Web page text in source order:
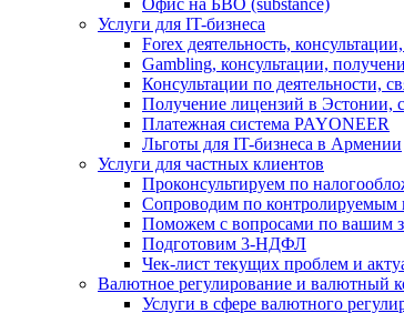
Офис на БВО (substance)
Услуги для IT-бизнеса
Forex деятельность,
Gambling, консультации,
Консультации по деятельности,
Получение лицензий в Эстонии,
Платежная система PAYONEER
Льготы для IT-бизнеса в Армении
Услуги для частных клиентов
Проконсультируем по
Сопроводим по
Поможем с вопросами по вашим
Подготовим 3-НДФЛ
Чек-лист текущих проблем и
Валютное регулирование и валютный
Услуги в сфере валютного